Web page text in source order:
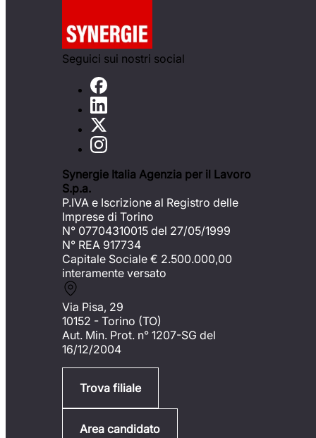
Seguici sui nostri social
Synergie Italia Agenzia per il Lavoro
S.p.a.
P.IVA e Iscrizione al Registro delle
Imprese di Torino
N° 07704310015 del 27/05/1999
N° REA 917734
Capitale Sociale € 2.500.000,00
interamente versato
Via Pisa, 29
10152 - Torino (TO)
Aut. Min. Prot. n° 1207-SG del
16/12/2004
Trova filiale
Area candidato